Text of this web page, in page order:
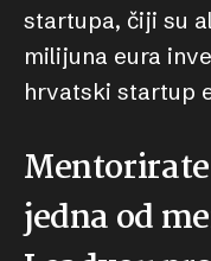
startupa, čiji su
milijuna eura
hrvatski startup
jedna od